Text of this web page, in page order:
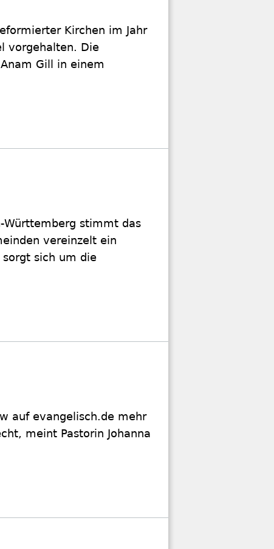
Kirchen im Jahr
vorgehalten. Die
Gill in einem
Württemberg stimmt das
vereinzelt ein
sorgt sich um die
auf evangelisch.de mehr
meint Pastorin Johanna